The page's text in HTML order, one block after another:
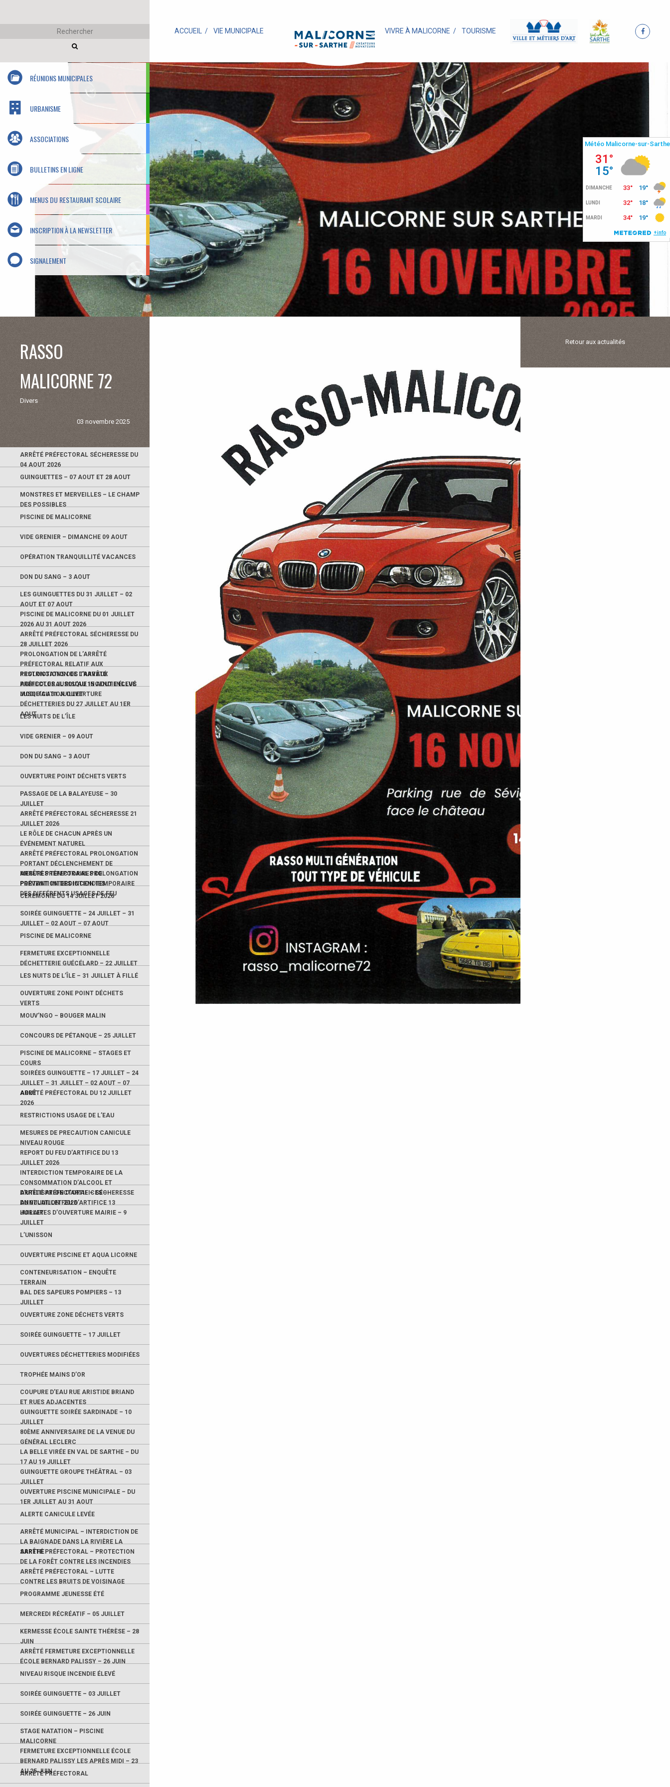
ACCUEIL VIE MUNICIPALE VIVRE À MALICORNE TOURISME
RÉUNIONS MUNICIPALES
URBANISME
ASSOCIATIONS
BULLETINS EN LIGNE
MENUS DU RESTAURANT SCOLAIRE
INSCRIPTION À LA NEWSLETTER
SIGNALEMENT
RASSO
MALICORNE 72
Divers
03 novembre 2025
ARRÊTÉ PRÉFECTORAL SÉCHERESSE DU
04 AOUT 2026
GUINGUETTES – 07 AOUT ET 28 AOUT
MONSTRES ET MERVEILLES – LE CHAMP
DES POSSIBLES
PISCINE DE MALICORNE
VIDE GRENIER – DIMANCHE 09 AOUT
OPÉRATION TRANQUILLITÉ VACANCES
DON DU SANG – 3 AOUT
LES GUINGUETTES DU 31 JUILLET – 02
AOUT ET 07 AOUT
PISCINE DE MALICORNE DU 01 JUILLET
2026 AU 31 AOUT 2026
ARRÊTÉ PRÉFECTORAL SÉCHERESSE DU
28 JUILLET 2026
PROLONGATION DE L’ARRÊTÉ
PRÉFECTORAL RELATIF AUX
RESTRICTIONS DES TRAVAUX
AGRICOLES JUSQU’AU 15 AOUT INCLUS
PROLONGATION DE L’ARRÊTÉ
PRÉFECTORAL RISQUE INCENDIE ÉLEVÉ
JUSQU’AU 31 JUILLET
MODIFICATION OUVERTURE
DÉCHETTERIES DU 27 JUILLET AU 1ER
AOUT
LES NUITS DE L’ÎLE
VIDE GRENIER – 09 AOUT
DON DU SANG – 3 AOUT
OUVERTURE POINT DÉCHETS VERTS
PASSAGE DE LA BALAYEUSE – 30
JUILLET
ARRÊTÉ PRÉFECTORAL SÉCHERESSE 21
JUILLET 2026
LE RÔLE DE CHACUN APRÈS UN
ÉVÉNEMENT NATUREL
ARRÊTÉ PRÉFECTORAL PROLONGATION
PORTANT DÉCLENCHEMENT DE
MESURES TEMPORAIRES DE
PRÉVENTION DES INCENDIES
ARRÊTÉ PRÉFECTORAL PROLONGATION
PORTANT INTERDICTION TEMPORAIRE
DES DIFFÉRENTS USAGES DE FEU
CÉRÉMONIE DU 14 JUILLET 2026
SOIRÉE GUINGUETTE – 24 JUILLET – 31
JUILLET – 02 AOUT – 07 AOUT
PISCINE DE MALICORNE
FERMETURE EXCEPTIONNELLE
DÉCHETTERIE GUÉCÉLARD – 22 JUILLET
LES NUITS DE L’ÎLE – 31 JUILLET À FILLÉ
OUVERTURE ZONE POINT DÉCHETS
VERTS
MOUV’NGO – BOUGER MALIN
CONCOURS DE PÉTANQUE – 25 JUILLET
PISCINE DE MALICORNE – STAGES ET
COURS
SOIRÉES GUINGUETTE – 17 JUILLET – 24
JUILLET – 31 JUILLET – 02 AOUT – 07
AOUT
ARRÊTÉ PRÉFECTORAL DU 12 JUILLET
2026
RESTRICTIONS USAGE DE L’EAU
MESURES DE PRECAUTION CANICULE
NIVEAU ROUGE
REPORT DU FEU D’ARTIFICE DU 13
JUILLET 2026
INTERDICTION TEMPORAIRE DE LA
CONSOMMATION D’ALCOOL ET
D’UTILISATION D’ARTIFICES –
ANNULATION FEU D’ARTIFICE 13
JUILLET
ARRÊTÉ PRÉFECTORAL – SÉCHERESSE
DU 07 JUILLET 2026
HORAIRES D’OUVERTURE MAIRIE – 9
JUILLET
L’UNISSON
OUVERTURE PISCINE ET AQUA LICORNE
CONTENEURISATION – ENQUÊTE
TERRAIN
BAL DES SAPEURS POMPIERS – 13
JUILLET
OUVERTURE ZONE DÉCHETS VERTS
SOIRÉE GUINGUETTE – 17 JUILLET
OUVERTURES DÉCHETTERIES MODIFIÉES
TROPHÉE MAINS D’OR
COUPURE D’EAU RUE ARISTIDE BRIAND
ET RUES ADJACENTES
GUINGUETTE SOIRÉE SARDINADE – 10
JUILLET
80ÈME ANNIVERSAIRE DE LA VENUE DU
GÉNÉRAL LECLERC
LA BELLE VIRÉE EN VAL DE SARTHE – DU
17 AU 19 JUILLET
GUINGUETTE GROUPE THÉÂTRAL – 03
JUILLET
OUVERTURE PISCINE MUNICIPALE – DU
1ER JUILLET AU 31 AOUT
ALERTE CANICULE LEVÉE
ARRÊTÉ MUNICIPAL – INTERDICTION DE
LA BAIGNADE DANS LA RIVIÈRE LA
SARTHE
ARRÊTÉ PRÉFECTORAL – PROTECTION
DE LA FORÊT CONTRE LES INCENDIES
ARRÊTÉ PRÉFECTORAL – LUTTE
CONTRE LES BRUITS DE VOISINAGE
PROGRAMME JEUNESSE ÉTÉ
MERCREDI RÉCRÉATIF – 05 JUILLET
KERMESSE ÉCOLE SAINTE THÉRÈSE – 28
JUIN
ARRÊTÉ FERMETURE EXCEPTIONNELLE
ÉCOLE BERNARD PALISSY – 26 JUIN
NIVEAU RISQUE INCENDIE ÉLEVÉ
SOIRÉE GUINGUETTE – 03 JUILLET
SOIRÉE GUINGUETTE – 26 JUIN
STAGE NATATION – PISCINE
MALICORNE
FERMETURE EXCEPTIONNELLE ÉCOLE
BERNARD PALISSY LES APRÈS MIDI – 23
AU 25 JUIN
ARRÊTÉ PRÉFECTORAL
Retour aux actualités